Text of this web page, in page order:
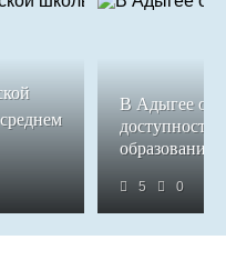
В Адыгее
доступность
образования
5 0